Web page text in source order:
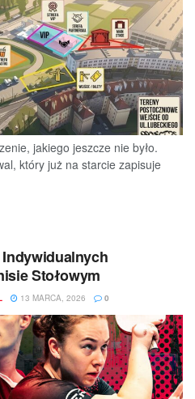
jakiego jeszcze nie było.
który już na starcie zapisuje
Stołowym
13 MARCA, 2026 0